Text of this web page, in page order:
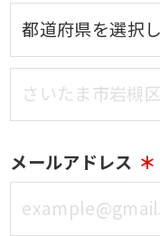
メールアドレス